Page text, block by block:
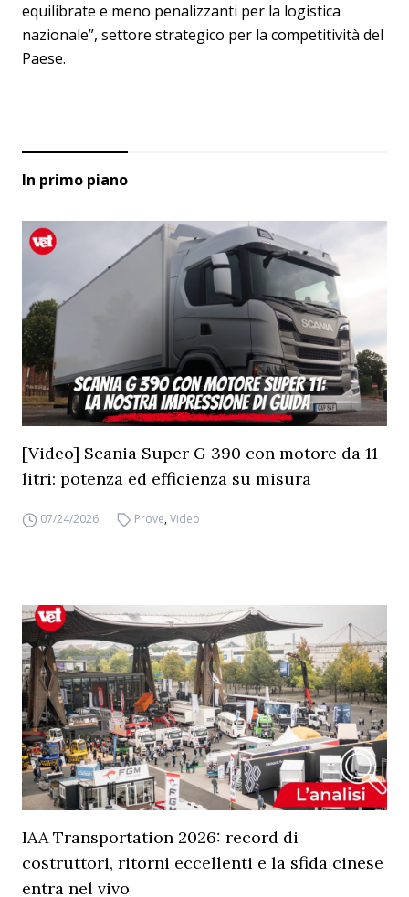
equilibrate e meno penalizzanti per la logistica
nazionale”, settore strategico per la competitività del
Paese.
In primo piano
[Video] Scania Super G 390 con motore da 11
litri: potenza ed efficienza su misura
07/24/2026 Prove,Video
IAA Transportation 2026: record di
costruttori, ritorni eccellenti e la sfida cinese
entra nel vivo